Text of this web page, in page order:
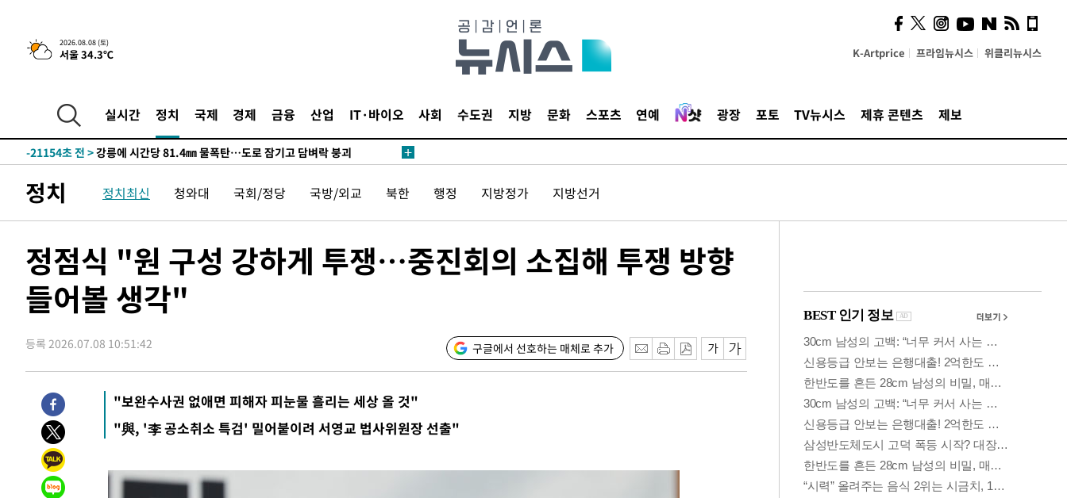
2026.08.08 (토)
서울 34.3℃ K-Artprice 프라임뉴시스 위클리뉴시스
실시간 정치 국제 경제 금융 산업 IT·바이오 사회 수도권 지방 문화 스포츠 연예 광장 포토 TV뉴시스 제휴 콘텐츠 제보
4시간 전 >[속보]뉴욕증시 상승 마감…S&P 0.6% 나스닥 1.3%↑
-29188초 전 >낮 최고 35도 '무더위'…동해안 시간당 30㎜ '강한 비'[내일날씨]
틀레티코 이적"
-28240초 전 >
수도권 40도 육박 '펄펄'…동해안 일부 지역엔 호의주의보
-27209초 전 >
-21154초 전 >강릉에 시간당 81.4㎜ 물폭탄…도로 잠기고 담벼락 붕괴
-14971초 전 >
선재도서 해루질 나섰다 실종 60대, 닷새 만에 숨진 채 발견
-12505초 전 >남자 농구, 나고야 아시안게임서 '홈팀' 일본과 한일전
-8108초 전 >극한폭염 한풀 꺾이지만…'낮 최고 35도' 무더위, 열대야 계속[다음
주 날씨]
-5126초 전 >축구협회 "압수수색·성접대 논란 사과…쇄신의 기회로 삼겠다"
-3643초 전 >[속보]'압수수색·성접대 논란' 축구협회 "실망과 걱정 안겨드려 죄
4시간 전 >[속보]뉴욕증시 상승 마감…S&P 0.6% 나스닥 1.3%↑
-29188초 전 >낮 최고 35도 '무더위'…동해안 시간당 30㎜ '강한 비'[내일날씨]
-28458초 전 >
[속보]이강인 "감독님이 원하는 마음 느꼈고, 많은 트로피 원해 아
틀레티코 이적"
-28240초 전 >
수도권 40도 육박 '펄펄'…동해안 일부 지역엔 호의주의보
-27209초 전 >
온열질환 사망자 3명 늘어…누적 환자 3000명 돌파
-21154초 전 >
-17261초 전 >
백운산서 80년근 천종산삼 9뿌리 발견…감정가 1.3억원
정치 정치최신 청와대 국회/정당 국방/외교 북한 행정 지방정가 지방선거
정점식 "원 구성 강하게 투쟁…중진회의 소집해 투쟁 방향
들어볼 생각"
등록 2026.07.08 10:51:42 구글에서 선호하는 매체로 추가
"보완수사권 없애면 피해자 피눈물 흘리는 세상 올 것"
"與, '李 공소취소 특검' 밀어붙이려 서영교 법사위원장 선출"
사이 해답 찾았죠"…알을
깨고 나온 '초자아'